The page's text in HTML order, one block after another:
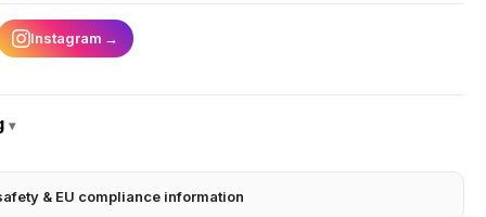
Instagram →
▾
& EU compliance information